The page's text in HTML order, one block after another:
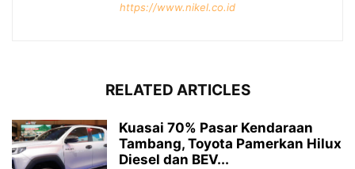
https://www.nikel.co.id
RELATED ARTICLES
Kuasai 70% Pasar Kendaraan
Tambang, Toyota Pamerkan Hilux
Diesel dan BEV...